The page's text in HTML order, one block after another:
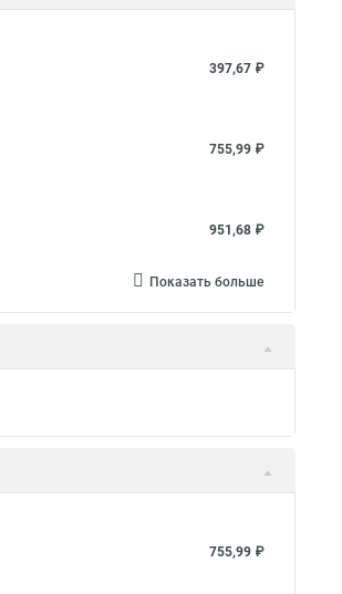
397,67 ₽
755,99 ₽
951,68 ₽
Показать больше
755,99 ₽